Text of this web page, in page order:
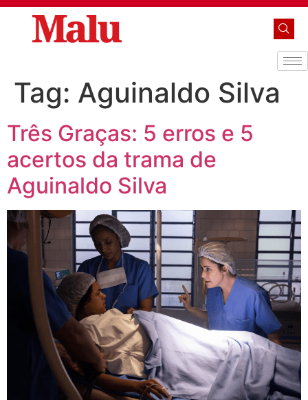
Tag: Aguinaldo Silva
Três Graças: 5 erros e 5
acertos da trama de
Aguinaldo Silva